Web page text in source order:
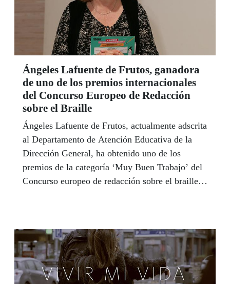
Ángeles Lafuente de Frutos, ganadora
de uno de los premios internacionales
del Concurso Europeo de Redacción
sobre el Braille
Ángeles Lafuente de Frutos, actualmente adscrita
al Departamento de Atención Educativa de la
Dirección General, ha obtenido uno de los
premios de la categoría ‘Muy Buen Trabajo’ del
Concurso europeo de redacción sobre el braille